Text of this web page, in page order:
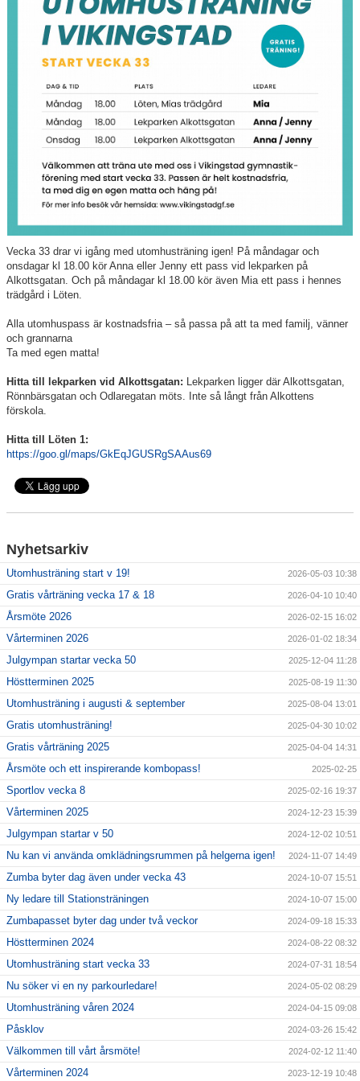
Dokument
Vecka 33 drar vi igång med utomhusträning igen! På måndagar och
onsdagar kl 18.00 kör Anna eller Jenny ett pass vid lekparken på
Alkottsgatan. Och på måndagar kl 18.00 kör även Mia ett pass i hennes
trädgård i Löten.
Alla utomhuspass är kostnadsfria – så passa på att ta med familj, vänner
och grannarna
Ta med egen matta!
Hitta till lekparken vid Alkottsgatan: Lekparken ligger där Alkottsgatan,
Rönnbärsgatan och Odlaregatan möts. Inte så långt från Alkottens
förskola.
Hitta till Löten 1:
https://goo.gl/maps/GkEqJGUSRgSAAus69
Nyhetsarkiv
Utomhusträning start v 19! 2026-05-03 10:38
Gratis vårträning vecka 17 & 18 2026-04-10 10:40
Årsmöte 2026 2026-02-15 16:02
Vårterminen 2026 2026-01-02 18:34
Julgympan startar vecka 50 2025-12-04 11:28
Höstterminen 2025 2025-08-19 11:30
Utomhusträning i augusti & september 2025-08-04 13:01
Gratis utomhusträning! 2025-04-30 10:02
Gratis vårträning 2025 2025-04-04 14:31
Årsmöte och ett inspirerande kombopass! 2025-02-25
Sportlov vecka 8 2025-02-16 19:37
Vårterminen 2025 2024-12-23 15:39
Julgympan startar v 50 2024-12-02 10:51
Nu kan vi använda omklädningsrummen på helgerna igen! 2024-11-07 14:49
Zumba byter dag även under vecka 43 2024-10-07 15:51
Ny ledare till Stationsträningen 2024-10-07 15:00
Zumbapasset byter dag under två veckor 2024-09-18 15:33
Höstterminen 2024 2024-08-22 08:32
Utomhusträning start vecka 33 2024-07-31 18:54
Nu söker vi en ny parkourledare! 2024-05-02 08:29
Utomhusträning våren 2024 2024-04-15 09:08
Påsklov 2024-03-26 15:42
Välkommen till vårt årsmöte! 2024-02-12 11:40
Vårterminen 2024 2023-12-19 10:48